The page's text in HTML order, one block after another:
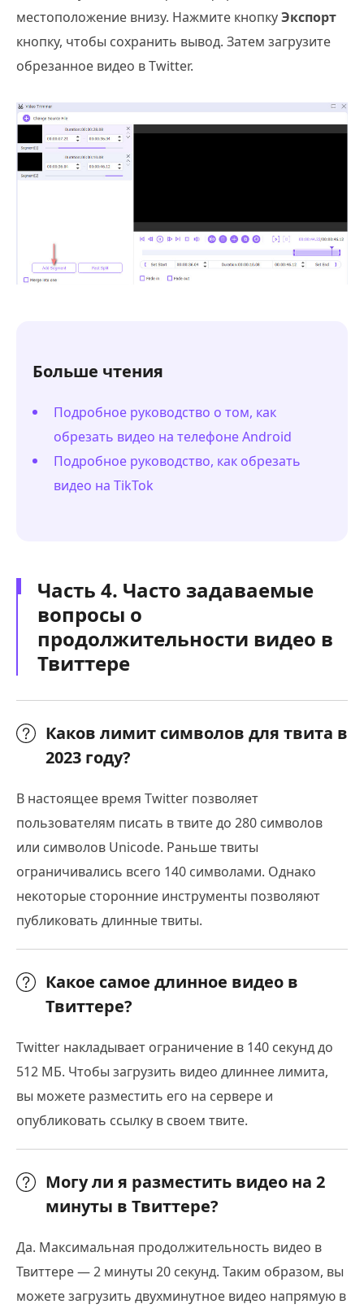
местоположение внизу. Нажмите кнопкуЭкспорт
кнопку, чтобы сохранить вывод. Затем загрузите
обрезанное видео в Twitter.
Больше чтения
Подробное руководство о том, как
обрезать видео на телефоне Android
Подробное руководство, как обрезать
видео на TikTok
Часть 4. Часто задаваемые
вопросы о
продолжительности видео в
Твиттере
Каков лимит символов для твита в
2023 году?
В настоящее время Twitter позволяет
пользователям писать в твите до 280 символов
или символов Unicode. Раньше твиты
ограничивались всего 140 символами. Однако
некоторые сторонние инструменты позволяют
публиковать длинные твиты.
Какое самое длинное видео в
Твиттере?
Twitter накладывает ограничение в 140 секунд до
512 МБ. Чтобы загрузить видео длиннее лимита,
вы можете разместить его на сервере и
опубликовать ссылку в своем твите.
Могу ли я разместить видео на 2
минуты в Твиттере?
Да. Максимальная продолжительность видео в
Твиттере — 2 минуты 20 секунд. Таким образом, вы
можете загрузить двухминутное видео напрямую в